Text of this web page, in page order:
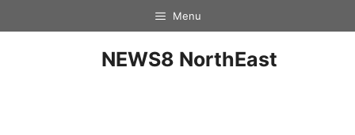
Menu
NEWS8 NorthEast